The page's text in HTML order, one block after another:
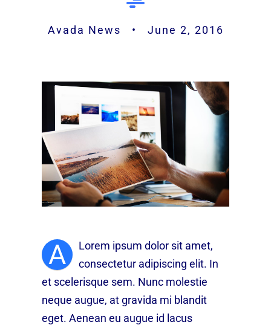
Avada News • June 2, 2016
A
Lorem ipsum dolor sit amet,
consectetur adipiscing elit. In
et scelerisque sem. Nunc molestie
neque augue, at gravida mi blandit
eget. Aenean eu augue id lacus